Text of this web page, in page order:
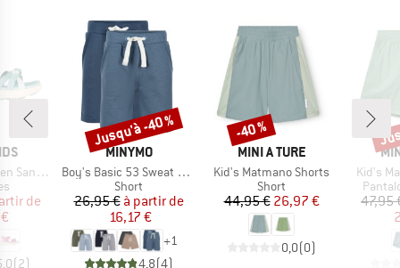
XT
réduit
de
(2)
MARQUE
MINYMO
Article
Boy's Basic 53 Sweat Short (2-Pack)
Product group
Short
Prix
26,95 € Prix réduit
à partir de
16,17 €
+1
4,8(4)
Remise
Jusqu'à -40 %
MARQUE
MINI A TURE
Article
Kid's Matmano Shorts
Product group
Short
Prix
44,95 €Prix réduit
26,97 €
0,0(0)
Remise
-40 %
Article
Kid's
47,95